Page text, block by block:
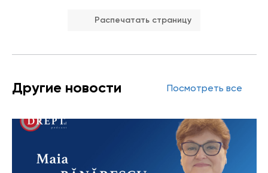
Распечатать страницу
Другие новости Посмотреть все